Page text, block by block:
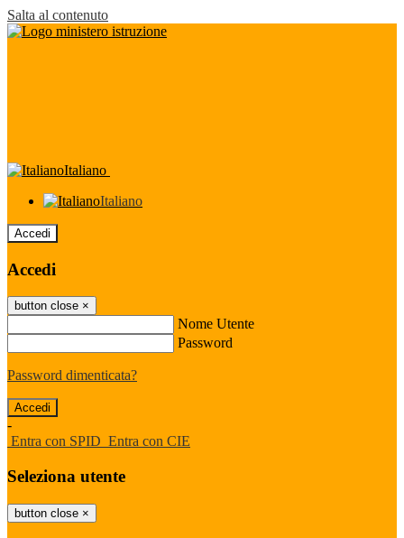
Salta al contenuto
Italiano
Italiano
Accedi
Accedi
button close ×
Nome Utente
Password
Password dimenticata?
-
Entra con SPID Entra con CIE
Seleziona utente
button close ×